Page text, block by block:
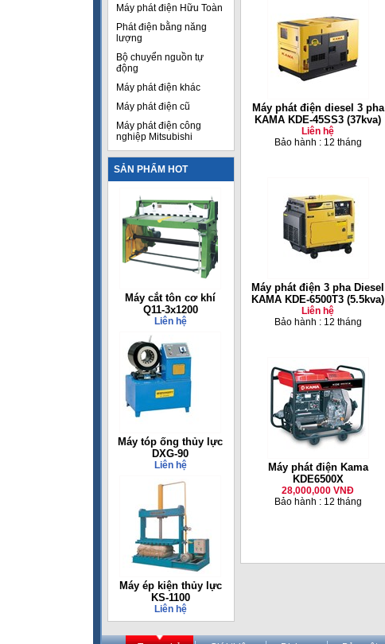
Máy phát điện Hữu Toàn
Phát điện bằng năng
lượng
Bộ chuyển nguồn tự
động
Máy phát điện khác
Máy phát điện cũ
Máy phát điện công
nghiệp Mitsubishi
SẢN PHẨM HOT
Máy cắt tôn cơ khí
Q11-3x1200
Liên hệ
Máy tóp ống thủy lực
DXG-90
Liên hệ
Máy ép kiện thủy lực
KS-1100
Liên hệ
Máy phát điện diesel 3 pha
KAMA KDE-45SS3 (37kva)
Liên hệ
Bảo hành : 12 tháng
Máy phát điện 3 pha Diesel
KAMA KDE-6500T3 (5.5kva)
Liên hệ
Bảo hành : 12 tháng
Máy phát điện Kama
KDE6500X
28,000,000 VNĐ
Bảo hành : 12 tháng